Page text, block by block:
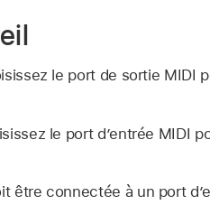
le port de sortie MIDI
le port d’entrée MIDI
être connectée à un port